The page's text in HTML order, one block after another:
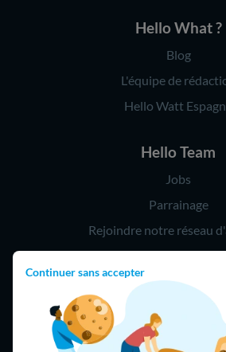
Continuer sans accepter
Hello What ?
Blog
L'équipe de
Hello Watt
Hello Team
Jobs
Parrainage
Rejoindre notre réseau
Hello !
09 75 18 60 60
(8h-
75018 Paris